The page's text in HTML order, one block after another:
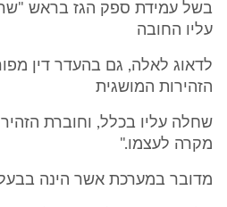
בשל עמידת ספק הגז בראש
עליו החובה
לדאוג לאלה, גם בהעדר דין
הזהירות המושגית
שחלה עליו בכלל, וחוברת
מקרה לעצמו."
מדובר במערכת אשר הינה